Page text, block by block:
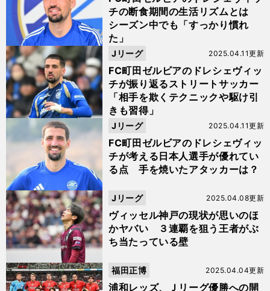
チの断食期間の生活リズムとは
シーズン中でも「すっかり慣れ
た」
FC町田ゼルビアのドレシェヴィッ
チが振り返るストリートサッカー
「相手を欺くテクニックや駆け引
きも習得」
2025.04.11更新
Jリーグ
FC町田ゼルビアのドレシェヴィッ
チが考える日本人選手が優れてい
る点 手を焼いたアタッカーは？
2025.04.11更新
Jリーグ
ヴィッセル神戸の現状が思いのほ
かヤバい ３連覇を狙う王者がぶ
ち当たっている壁
2025.04.08更新
Jリーグ
浦和レッズ、Ｊリーグ優勝への開
2025.04.04更新
福田正博